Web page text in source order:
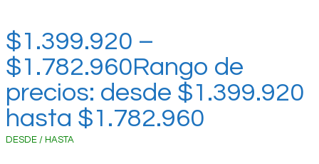
$1.399.920 –
$1.782.960Rango de
precios: desde $1.399.920
hasta $1.782.960
DESDE / HASTA